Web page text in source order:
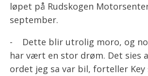
løpet på Rudskogen
september.
- Dette blir utrolig moro, og
har vært en stor drøm. Det sies
ordet jeg sa var bil, forteller Key